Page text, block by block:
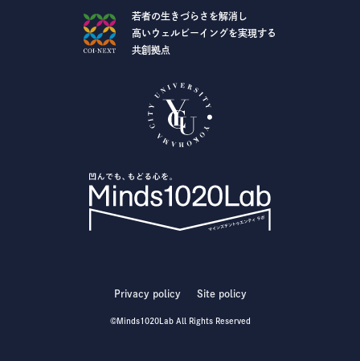
若者の生きづらさを解消し
高いウェルビーイングを実現する
共創拠点
Privacy policy Site policy
©Minds1020Lab All Rights Reserved